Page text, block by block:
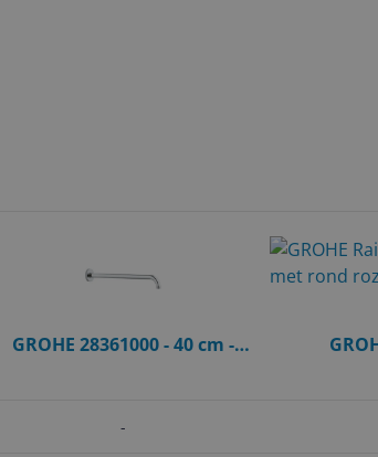
GROHE 28361000 - 40 cm -
-